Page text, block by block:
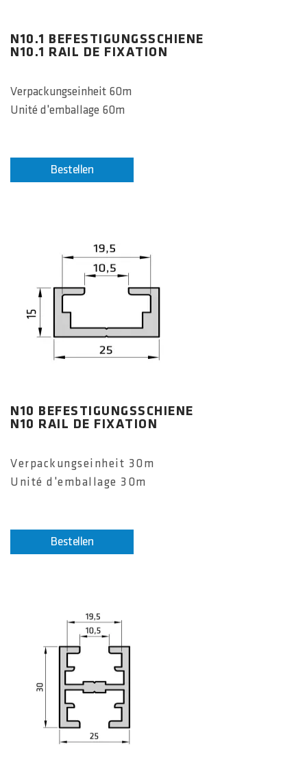
N10.1 BEFESTIGUNGSSCHIENE
N10.1 RAIL DE FIXATION
Verpackungseinheit 60m
Unité d'emballage 60m
Bestellen
N10 BEFESTIGUNGSSCHIENE
N10 RAIL DE FIXATION
Verpackungseinheit 30m
Unité d'emballage 30m
Bestellen